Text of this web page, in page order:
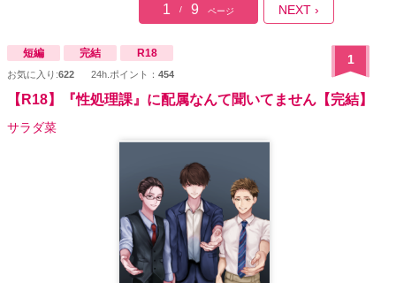
1 / 9 ページ NEXT ›
短編 完結 R18
お気に入り:622 24h.ポイント： 454
1
【R18】『性処理課』に配属なんて聞いてません【完結】
サラダ菜